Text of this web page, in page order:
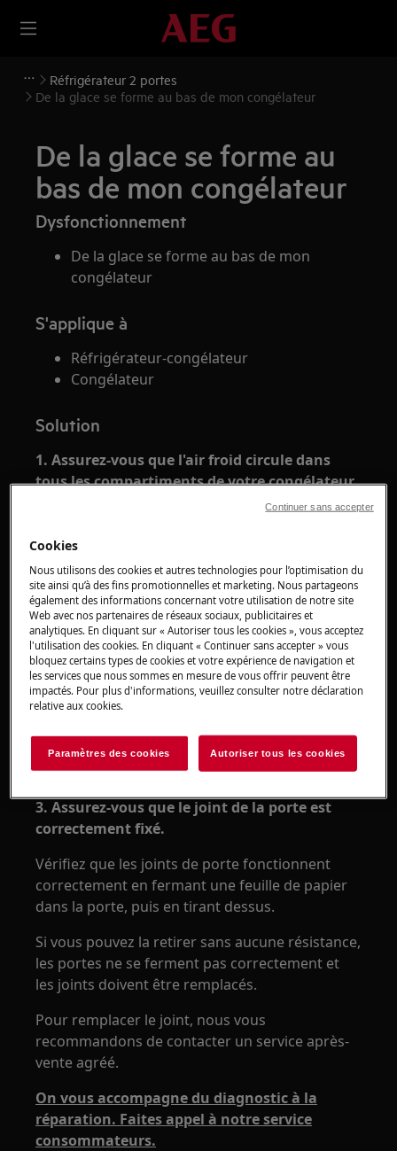
Réfrigérateur 2 portes
De la glace se forme au bas de mon congélateur
De la glace se forme au
bas de mon congélateur
Dysfonctionnement
De la glace se forme au bas de mon
congélateur
S'applique à
Réfrigérateur-congélateur
Congélateur
Solution
1. Assurez-vous que l'air froid circule dans
tous les compartiments de votre congélateur.
Si la ventilation est bloquée, l'air froid ne
circulera pas dans le congélateur.
Laissez autant d’espace que possible entre les
éléments pour permettre à l’air froid de circuler
dans toutes les parties du congélateur.
2. Vérifiez que les portes se ferment
correctement.
De la glace se forme au bas du compartiment
congélateur se combine à l’air chaud et humide
de l’extérieur.
3. Assurez-vous que le joint de la porte est
correctement fixé.
Vérifiez que les joints de porte fonctionnent
correctement en fermant une feuille de papier
dans la porte, puis en tirant dessus.
Si vous pouvez la retirer sans aucune résistance,
les portes ne se ferment pas correctement et
les joints doivent être remplacés.
Pour remplacer le joint, nous vous
recommandons de contacter un service après-
vente agréé.
On vous accompagne du diagnostic à la
réparation. Faites appel à notre service
consommateurs.
Cookies
Nous utilisons des cookies et autres technologies pour l’optimisation du
site ainsi qu’à des fins promotionnelles et marketing. Nous partageons
également des informations concernant votre utilisation de notre site
Web avec nos partenaires de réseaux sociaux, publicitaires et
analytiques. En cliquant sur « Autoriser tous les cookies », vous acceptez
l'utilisation des cookies. En cliquant « Continuer sans accepter » vous
bloquez certains types de cookies et votre expérience de navigation et
les services que nous sommes en mesure de vous offrir peuvent être
impactés. Pour plus d'informations, veuillez consulter notre déclaration
relative aux cookies.
Paramètres des cookies Autoriser tous les cookies
Continuer sans accepter